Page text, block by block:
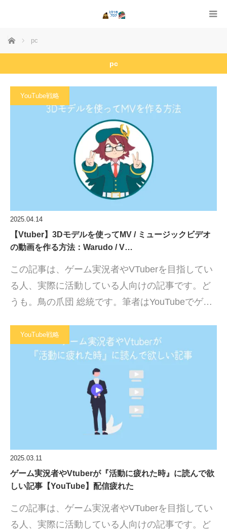
ホーム pc
pc
YouTube戦略
2025.04.14
【Vtuber】3Dモデルを使ってMV / ミュージックビデオ
の動画を作る方法：Warudo / V…
この記事は、ゲーム実況者やVTuberを目指してい
る人、実際に活動している人向けの記事です。ど
うも。鳥の爪団 総統です。筆者はYouTubeでゲ…
YouTube戦略
2025.03.11
ゲーム実況者やVtuberが『活動に疲れた時』に読んで欲
しい記事【YouTube】配信疲れた
この記事は、ゲーム実況者やVTuberを目指してい
る人、実際に活動している人向けの記事です。ど